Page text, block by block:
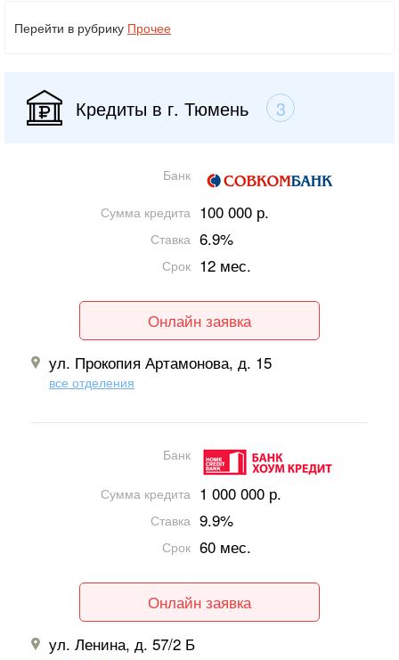
Перейти в рубрику Прочее
Кредиты в г. Тюмень 3
Банк
Сумма кредита 100 000 р.
Ставка 6.9%
Срок 12 мес.
Онлайн заявка
ул. Прокопия Артамонова, д. 15
все отделения
Банк
Сумма кредита 1 000 000 р.
Ставка 9.9%
Срок 60 мес.
Онлайн заявка
ул. Ленина, д. 57/2 Б